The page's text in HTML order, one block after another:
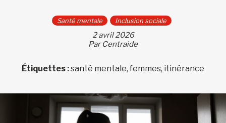
Santé mentale Inclusion sociale
2 avril 2026
Par Centraide
Étiquettes :santé mentale, femmes, itinérance